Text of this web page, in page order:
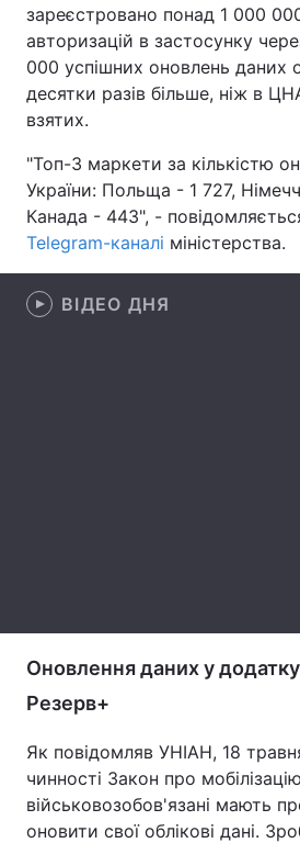
Техно і зв'язок
Зброя
Здоров'я
Цікавинки
Екологія
Лонгріди
Тема оформлення
зареєстровано понад 1 000
авторизацій в застосунку
000 успішних оновлень даних
десятки разів більше, ніж в
взятих.
"Топ-3 маркети за кількістю
України: Польща - 1 727,
Канада - 443", -
Telegram-каналі міністерства.
ВІДЕО ДНЯ
Оновлення даних у
Резерв+
Як повідомляв УНІАН, 18
чинності Закон про
військовозобов'язані мають
оновити свої облікові дані.